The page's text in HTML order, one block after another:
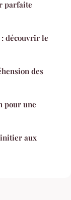
parfaite
découvrir le
des
pour une
aux